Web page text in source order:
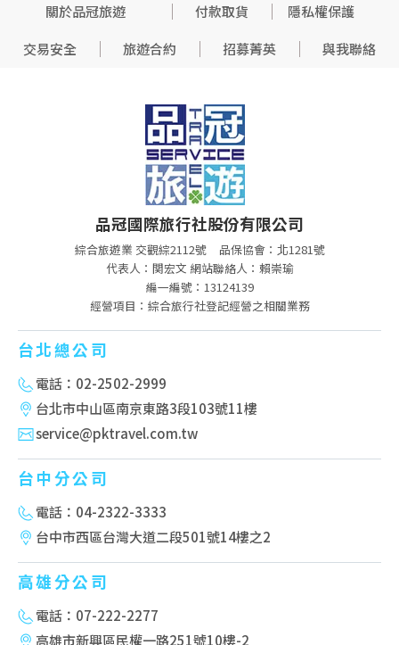
關於品冠旅遊 付款取貨
隱私權保護
交易安全
旅遊合約 招募菁英 與我聯絡
品冠國際旅行社股份有限公司
綜合旅遊業 交觀綜2112號
品保協會：北1281號
代表人：関宏文 網站聯絡人：賴崇瑜
編一編號：13124139
經營項目：綜合旅行社登記經營之相關業務
台北總公司
電話：02-2502-2999
台北市中山區南京東路3段103號11樓
service@pktravel.com.tw
台中分公司
電話：04-2322-3333
台中市西區台灣大道二段501號14樓之2
高雄分公司
電話：07-222-2277
高雄市新興區民權一路251號10樓-2